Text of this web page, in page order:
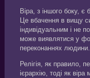
Віра, з іншого боку, є
Це вбачення в вищу
індивідуальним і не
може виявлятися у
переконаннях людини.
Релігія, як правило,
ієрархію, тоді як